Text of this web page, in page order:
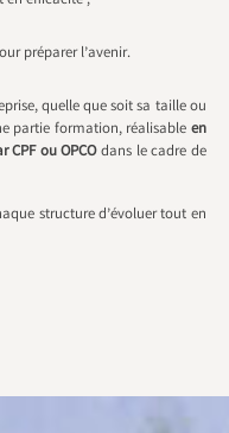
préparer l’avenir.
quelle que soit sa taille ou
partie formation, réalisable en
ou OPCOdans le cadre de
structure d’évoluer tout en